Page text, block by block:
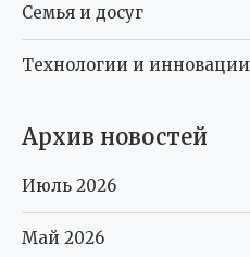
Семья и досуг
Технологии и инновации
Архив новостей
Июль 2026
Май 2026